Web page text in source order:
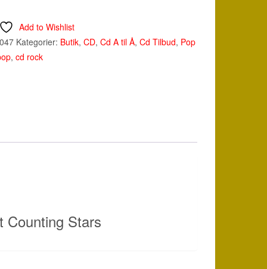
Add to Wishlist
Kategorier: Butik, CD, Cd A til Å, Cd Tilbud, Pop
, cd rock
Counting Stars